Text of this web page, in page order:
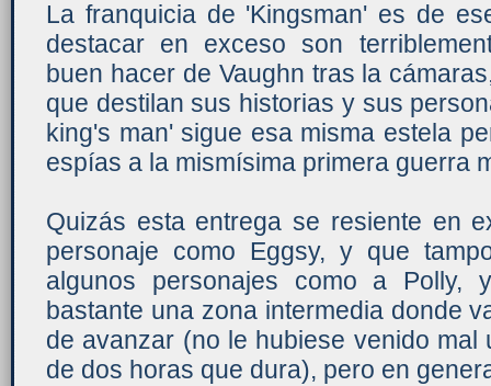
La franquicia de 'Kingsman' es de
destacar en exceso son
buen hacer de Vaughn tras la
que destilan sus historias y sus
king's man' sigue esa misma estela
espías a la mismísima primera guerra
Quizás esta entrega se resiente en
personaje como Eggsy, y que
algunos personajes como a Polly,
bastante una zona intermedia donde
de avanzar (no le hubiese venido
de dos horas que dura), pero en